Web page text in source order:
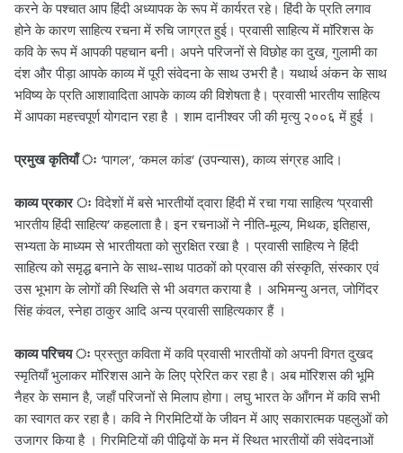
करने के पश्चात आप हिंदी अध्यापक के रूप में कार्यरत रहे। हिंदी के प्रति लगाव
होने के कारण साहित्य रचना में रुचि जाग्रत हुई। प्रवासी साहित्य में माॅरिशस के
कवि के रूप में आपकी पहचान बनी। अपने परिजनों से विछोह का दुख, गुलामी का
दंश और पीड़ा आपके काव्य में पूरी संवेदना के साथ उभरी है। यथार्थ अंकन के साथ
भविष्य के प्रति आशावादिता आपके काव्य की विशेषता है। प्रवासी भारतीय साहित्य
में आपका महत्त्वपूर्ण योगदान रहा है । शाम दानीश्वर जी की मृत्यु २००६ में हुई ।
प्रमुख कृतियाँ ः ‘पागल’, ‘कमल कांड’ (उपन्यास), काव्य संग्रह आदि।
काव्य प्रकार ः विदेशों में बसे भारतीयों द्‌वारा हिंदी में रचा गया साहित्य ‘प्रवासी
भारतीय हिंदी साहित्य’ कहलाता है। इन रचनाओं ने नीति-मूल्य, मिथक, इतिहास,
सभ्यता के माध्यम से भारतीयता को सुरक्षित रखा है । प्रवासी साहित्य ने हिंदी
साहित्य को समृद्ध बनाने के साथ-साथ पाठकों को प्रवास की संस्कृति, संस्कार एवं
उस भूभाग के लोगों की स्थिति से भी अवगत कराया है । अभिमन्यु अनत, जोगिंदर
सिंह कंवल, स्नेहा ठाकुर आदि अन्य प्रवासी साहित्यकार हैं ।
काव्य परिचय ः प्रस्तुत कविता में कवि प्रवासी भारतीयों को अपनी विगत दुखद
स्मृतियाँ भुलाकर मॉरिशस आने के लिए प्रेरित कर रहा है। अब माॅरिशस की भूमि
नैहर के समान है, जहाँ परिजनों से मिलाप होगा। लघु भारत के आँगन में कवि सभी
का स्वागत कर रहा है। कवि ने गिरमिटियों के जीवन में आए सकारात्मक पहलुओं को
उजागर किया है । गिरमिटियों की पीढ़ियों के मन में स्थित भारतीयों की संवेदनाओं